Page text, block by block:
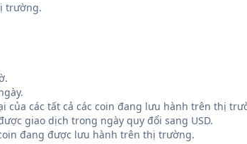
trường.
các tất cả các coin đang lưu hành trên thị
giao dịch trong ngày quy đổi sang USD.
đang được lưu hành trên thị trường.